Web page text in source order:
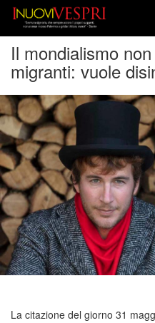
Il mondialismo
migranti: vuole
La citazione del giorno 31